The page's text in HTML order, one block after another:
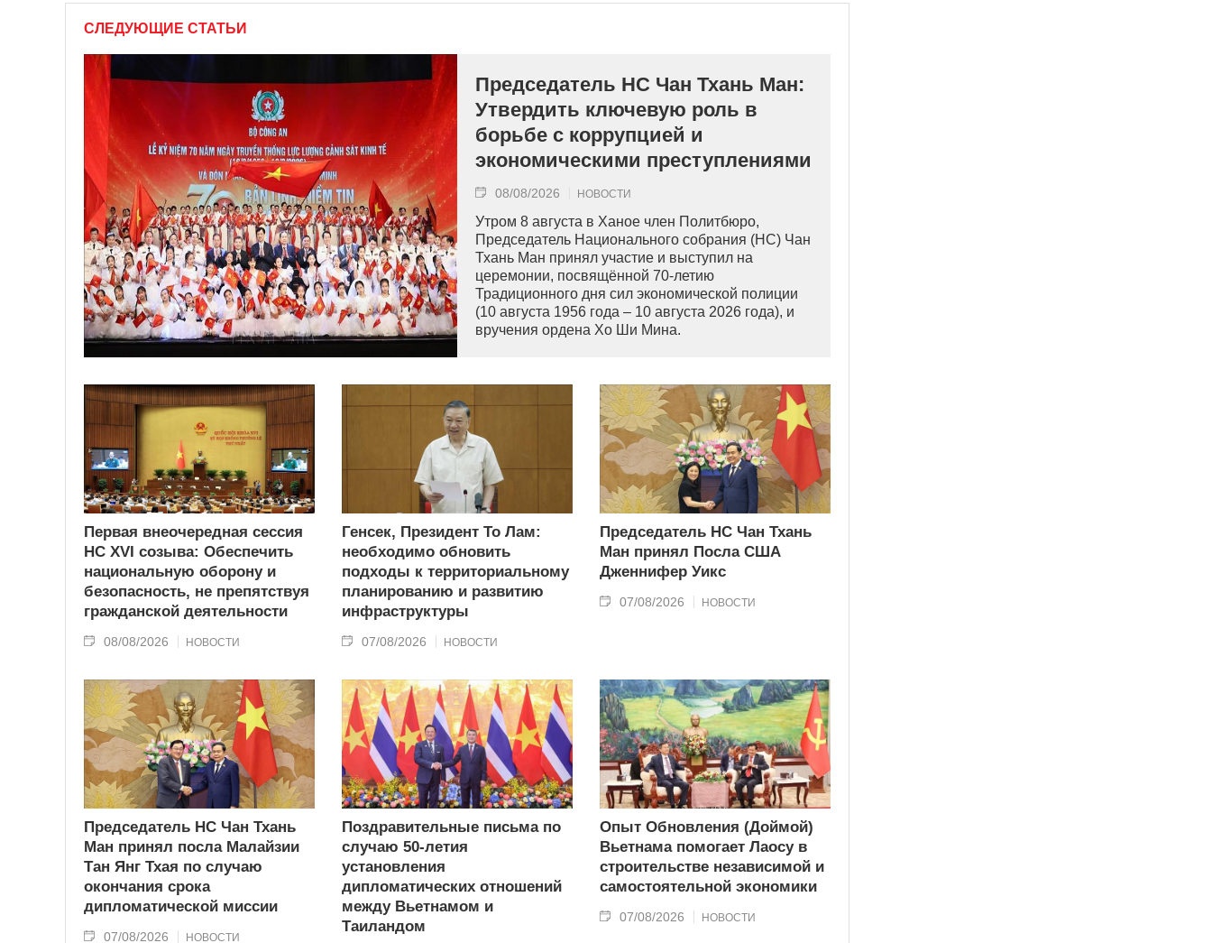
СЛЕДУЮЩИЕ СТАТЬИ
Председатель НС Чан Тхань Ман:
Утвердить ключевую роль в
борьбе с коррупцией и
экономическими преступлениями
08/08/2026 НОВОСТИ
Утром 8 августа в Ханое член Политбюро,
Председатель Национального собрания (НС) Чан
Тхань Ман принял участие и выступил на
церемонии, посвящённой 70-летию
Традиционного дня сил экономической полиции
(10 августа 1956 года – 10 августа 2026 года), и
вручения ордена Хо Ши Мина.
Первая внеочередная сессия
НС XVI созыва: Обеспечить
национальную оборону и
безопасность, не препятствуя
гражданской деятельности
08/08/2026 НОВОСТИ
Генсек, Президент То Лам:
необходимо обновить
подходы к территориальному
планированию и развитию
инфраструктуры
07/08/2026 НОВОСТИ
Председатель НС Чан Тхань
Ман принял Посла США
Дженнифер Уикс
07/08/2026 НОВОСТИ
Председатель НС Чан Тхань
Ман принял посла Малайзии
Тан Янг Тхая по случаю
окончания срока
дипломатической миссии
07/08/2026 НОВОСТИ
Поздравительные письма по
случаю 50-летия
установления
дипломатических отношений
между Вьетнамом и
Таиландом
Опыт Обновления (Доймой)
Вьетнама помогает Лаосу в
строительстве независимой и
самостоятельной экономики
07/08/2026 НОВОСТИ